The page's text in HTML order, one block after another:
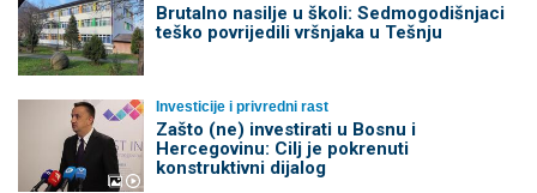
Brutalno nasilje u školi: Sedmogodišnjaci
teško povrijedili vršnjaka u Tešnju
Investicije i privredni rast
Zašto (ne) investirati u Bosnu i
Hercegovinu: Cilj je pokrenuti
konstruktivni dijalog